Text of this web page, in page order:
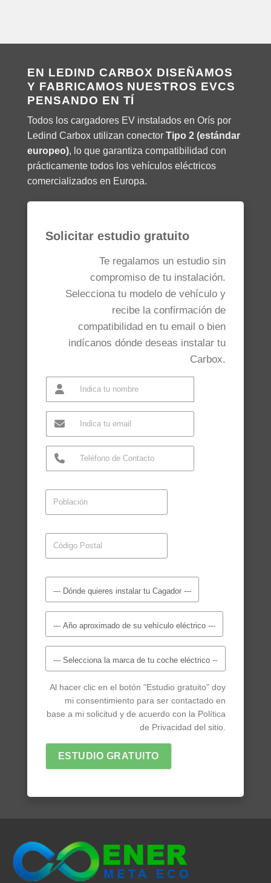
EN LEDIND CARBOX DISEÑAMOS
Y FABRICAMOS NUESTROS EVCS
PENSANDO EN TÍ
Todos los cargadores EV instalados en Orís por
Ledind Carbox utilizan conector Tipo 2 (estándar
europeo), lo que garantiza compatibilidad con
prácticamente todos los vehículos eléctricos
comercializados en Europa.
Solicitar estudio gratuito
Te regalamos un estudio sin
compromiso de tu instalación.
Selecciona tu modelo de vehículo y
recibe la confirmación de
compatibilidad en tu email o bien
indícanos dónde deseas instalar tu
Carbox.
Al hacer clic en el botón "Estudio gratuito" doy
mi consentimiento para ser contactado en
base a mi solicitud y de acuerdo con la Política
de Privacidad del sitio.
ESTUDIO GRATUITO